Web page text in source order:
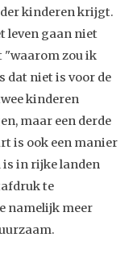
kinderen krijgt.
leven gaan niet
"waarom zou ik
dat niet is voor de
kinderen
maar een derde
is ook een manier
is in rijke landen
te
namelijk meer